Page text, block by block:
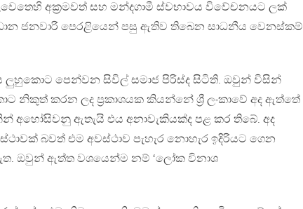
අක්‍රමවත් සහ මන්දගාමී ස්වභාවය විවේචනයට ලක්
ජනවාරි පෙරළියෙන් පසු ඇතිව තිබෙන සාධනීය වෙනස්කම්
ලුහුකොට පෙන්වන සිවිල් සමාජ පිරිස්ද සිටිති. ඔවුන් විසින්
නිකුත් කරන ලද ප්‍රකාශයක කියන්නේ ශ්‍රී ලංකාවේ අද ඇත්තේ
අහෝසිවනු ඇතැයි එය අනාවැකියක්ද පළ කර තිබේ. අද
බවත් එම අවස්ථාව පැහැර නොහැර ඉදිරියට ගෙන
ඔවුන් ඇත්ත වශයෙන්ම නම් ‘ලෝක විනාශ